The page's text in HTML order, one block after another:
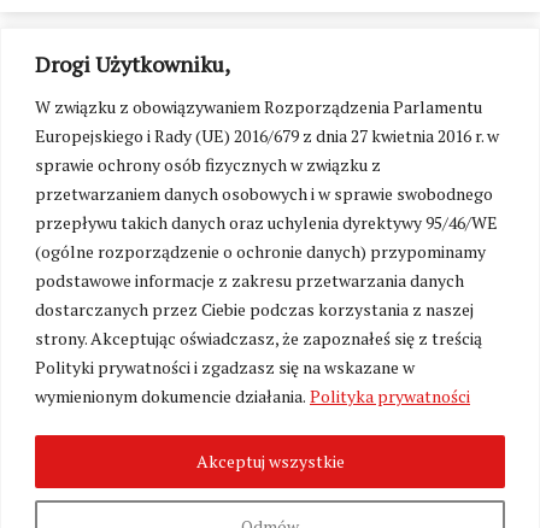
Drogi Użytkowniku,
W związku z obowiązywaniem Rozporządzenia Parlamentu
Europejskiego i Rady (UE) 2016/679 z dnia 27 kwietnia 2016 r. w
sprawie ochrony osób fizycznych w związku z
przetwarzaniem danych osobowych i w sprawie swobodnego
przepływu takich danych oraz uchylenia dyrektywy 95/46/WE
(ogólne rozporządzenie o ochronie danych) przypominamy
podstawowe informacje z zakresu przetwarzania danych
dostarczanych przez Ciebie podczas korzystania z naszej
strony. Akceptując oświadczasz, że zapoznałeś się z treścią
Polityki prywatności i zgadzasz się na wskazane w
wymienionym dokumencie działania. Polityka prywatności
Akceptuj wszystkie
Zmień ustawienia cookies
2026. Wszelkie Prawa Zastrzeżone.
Polityka prywatności